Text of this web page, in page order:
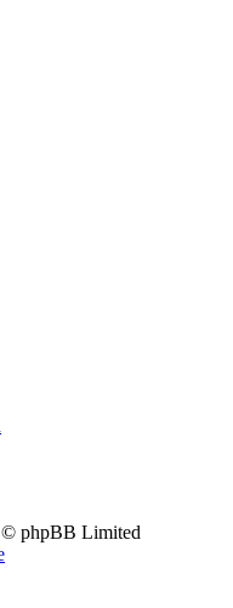
phpBB Limited